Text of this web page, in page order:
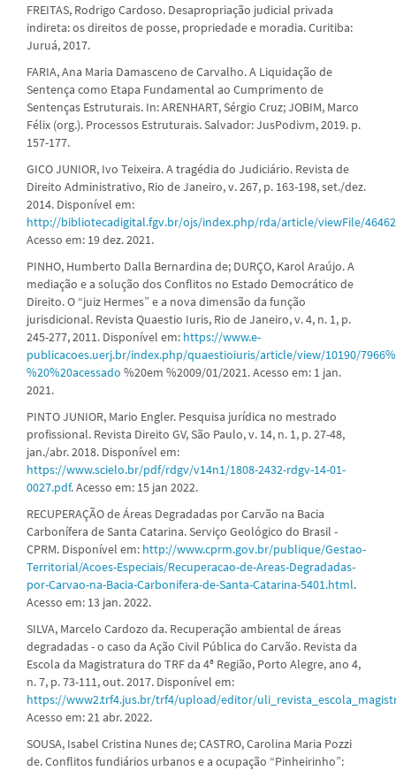
FREITAS, Rodrigo Cardoso. Desapropriação judicial privada
indireta: os direitos de posse, propriedade e moradia. Curitiba:
Juruá, 2017.
FARIA, Ana Maria Damasceno de Carvalho. A Liquidação de
Sentença como Etapa Fundamental ao Cumprimento de
Sentenças Estruturais. In: ARENHART, Sérgio Cruz; JOBIM, Marco
Félix (org.). Processos Estruturais. Salvador: JusPodivm, 2019. p.
157-177.
GICO JUNIOR, Ivo Teixeira. A tragédia do Judiciário. Revista de
Direito Administrativo, Rio de Janeiro, v. 267, p. 163-198, set./dez.
2014. Disponível em:
http://bibliotecadigital.fgv.br/ojs/index.php/rda/article/viewFile/
Acesso em: 19 dez. 2021.
PINHO, Humberto Dalla Bernardina de; DURÇO, Karol Araújo. A
mediação e a solução dos Conflitos no Estado Democrático de
Direito. O “juiz Hermes” e a nova dimensão da função
jurisdicional. Revista Quaestio Iuris, Rio de Janeiro, v. 4, n. 1, p.
245-277, 2011. Disponível em: https://www.e-
publicacoes.uerj.br/index.php/quaestioiuris/article/view/10190/
%20%20acessado %20em %2009/01/2021. Acesso em: 1 jan.
2021.
PINTO JUNIOR, Mario Engler. Pesquisa jurídica no mestrado
profissional. Revista Direito GV, São Paulo, v. 14, n. 1, p. 27-48,
jan./abr. 2018. Disponível em:
https://www.scielo.br/pdf/rdgv/v14n1/1808-2432-rdgv-14-01-
0027.pdf. Acesso em: 15 jan 2022.
RECUPERAÇÃO de Áreas Degradadas por Carvão na Bacia
Carbonífera de Santa Catarina. Serviço Geológico do Brasil -
CPRM. Disponível em: http://www.cprm.gov.br/publique/Gestao-
Territorial/Acoes-Especiais/Recuperacao-de-Areas-Degradadas-
por-Carvao-na-Bacia-Carbonifera-de-Santa-Catarina-5401.html.
Acesso em: 13 jan. 2022.
SILVA, Marcelo Cardozo da. Recuperação ambiental de áreas
degradadas - o caso da Ação Civil Pública do Carvão. Revista da
Escola da Magistratura do TRF da 4ª Região, Porto Alegre, ano 4,
n. 7, p. 73-111, out. 2017. Disponível em:
https://www2.trf4.jus.br/trf4/upload/editor/
Acesso em: 21 abr. 2022.
SOUSA, Isabel Cristina Nunes de; CASTRO, Carolina Maria Pozzi
de. Conflitos fundiários urbanos e a ocupação “Pinheirinho”: